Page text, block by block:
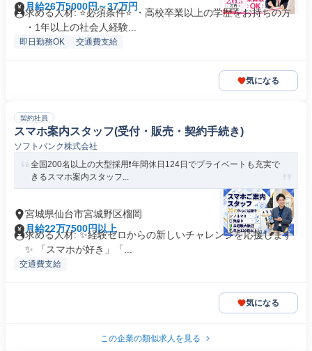
月給26万5000円～37万円
求める人材: ⭐必須条件⭐ ・高校卒業以上の学歴をお持ちの方
・1年以上の社会人経験...
即日勤務OK 交通費支給
気になる
契約社員
スマホ案内スタッフ(受付・販売・契約手続き)
ソフトバンク株式会社
全国200名以上の大型採用❗️年間休日124日でプライベートも充実で
きるスマホ案内スタッフ...
宮城県仙台市宮城野区榴岡
月給22万7500円以上
求める人材: ✨️経験ゼロからの新しいチャレンジを応援します
✨️ 「スマホが好き」「...
交通費支給
気になる
この企業の類似求人を見る